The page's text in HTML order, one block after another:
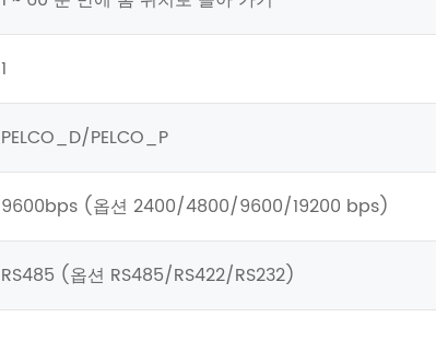
1
PELCO_D/PELCO_P
9600bps (옵션 2400/4800/9600/19200 bps)
RS485 (옵션 RS485/RS422/RS232)